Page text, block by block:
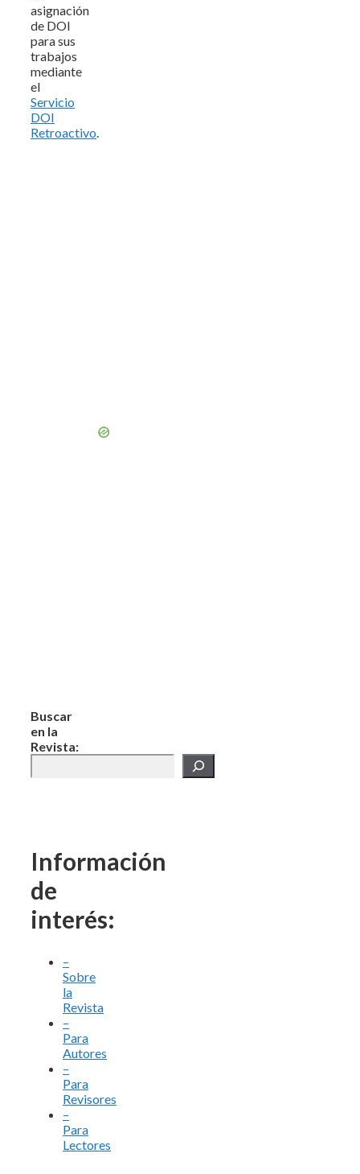
asignación
de DOI
para sus
trabajos
mediante
el
Servicio
DOI
Retroactivo
Buscar
en la
Revista:
Información
de
interés:
–
Sobre
la
Revista
–
Para
Autores
–
Para
Revisores
–
Para
Lectores